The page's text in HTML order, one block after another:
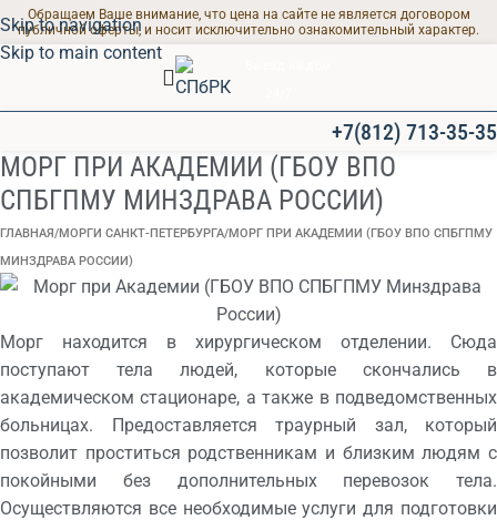
Skip to navigation
Skip to main content
Обращаем Ваше внимание, что цена на сайте не является договором
публичной оферты, и носит исключительно ознакомительный характер.
+7(812) 713-35-35
МОРГ ПРИ АКАДЕМИИ (ГБОУ ВПО
СПБГПМУ МИНЗДРАВА РОССИИ)
ГЛАВНАЯ МОРГИ САНКТ-ПЕТЕРБУРГА МОРГ ПРИ АКАДЕМИИ (ГБОУ ВПО СПБГПМУ
МИНЗДРАВА РОССИИ)
Морг находится в хирургическом отделении. Сюда
поступают тела людей, которые скончались в
академическом стационаре, а также в подведомственных
больницах. Предоставляется траурный зал, который
позволит проститься родственникам и близким людям с
покойными без дополнительных перевозок тела.
Осуществляются все необходимые услуги для подготовки